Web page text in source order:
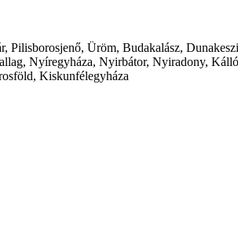
Pilisborosjenő, Üröm, Budakalász,
Nyíregyháza, Nyirbátor, Nyiradony,
Kiskunfélegyháza